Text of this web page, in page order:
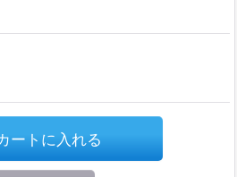
ートに入れる